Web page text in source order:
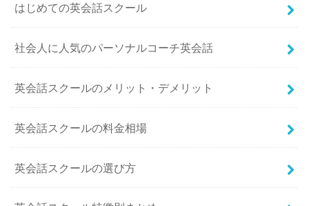
はじめての英会話スクール
社会人に人気のパーソナルコーチ英会話
英会話スクールのメリット・デメリット
英会話スクールの料金相場
英会話スクールの選び方